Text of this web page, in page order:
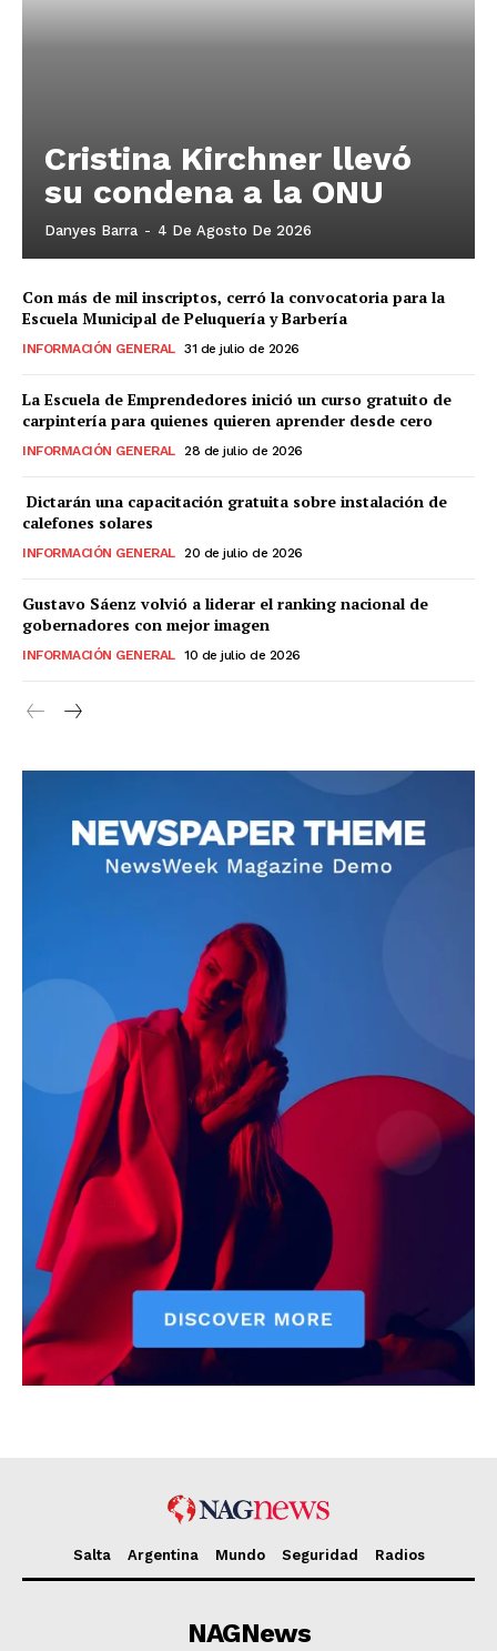
Cristina Kirchner llevó
su condena a la ONU
Danyes Barra - 4 De Agosto De 2026
Con más de mil inscriptos, cerró la convocatoria para la
Escuela Municipal de Peluquería y Barbería
INFORMACIÓN GENERAL 31 de julio de 2026
La Escuela de Emprendedores inició un curso gratuito de
carpintería para quienes quieren aprender desde cero
INFORMACIÓN GENERAL 28 de julio de 2026
Dictarán una capacitación gratuita sobre instalación de
calefones solares
INFORMACIÓN GENERAL 20 de julio de 2026
Gustavo Sáenz volvió a liderar el ranking nacional de
gobernadores con mejor imagen
INFORMACIÓN GENERAL 10 de julio de 2026
Salta Argentina Mundo Seguridad Radios
NAGNews